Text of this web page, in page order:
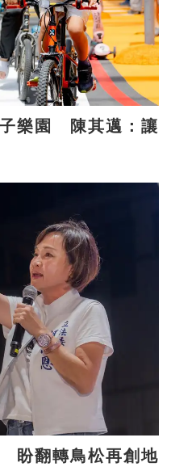
樂園 陳其邁：讓
盼翻轉鳥松再創地